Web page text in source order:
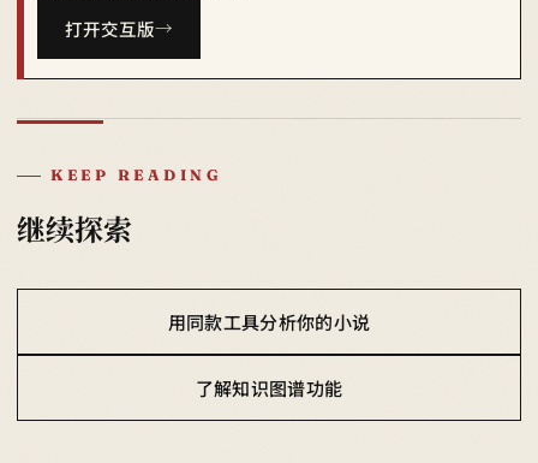
打开交互版
KEEP READING
继续探索
用同款工具分析你的小说
了解知识图谱功能